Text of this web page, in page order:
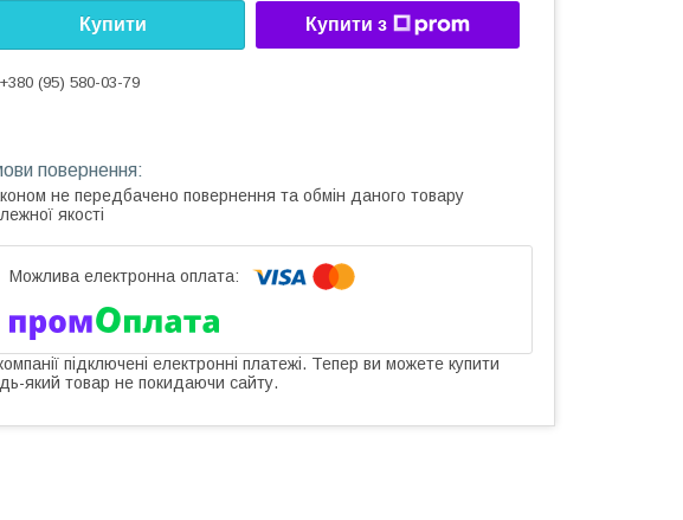
Купити Купити з
+380 (95) 580-03-79
не передбачено повернення та обмін даного товару
якості
підключені електронні платежі. Тепер ви можете купити
який товар не покидаючи сайту.